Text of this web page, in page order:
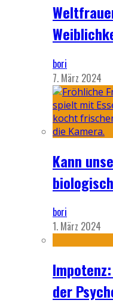
bori
7. März 2024
Kann
bori
1. März 2024
der